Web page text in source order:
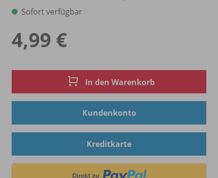
Sofort verfügbar
4,99 €
In den Warenkorb
Kundenkonto
Kreditkarte